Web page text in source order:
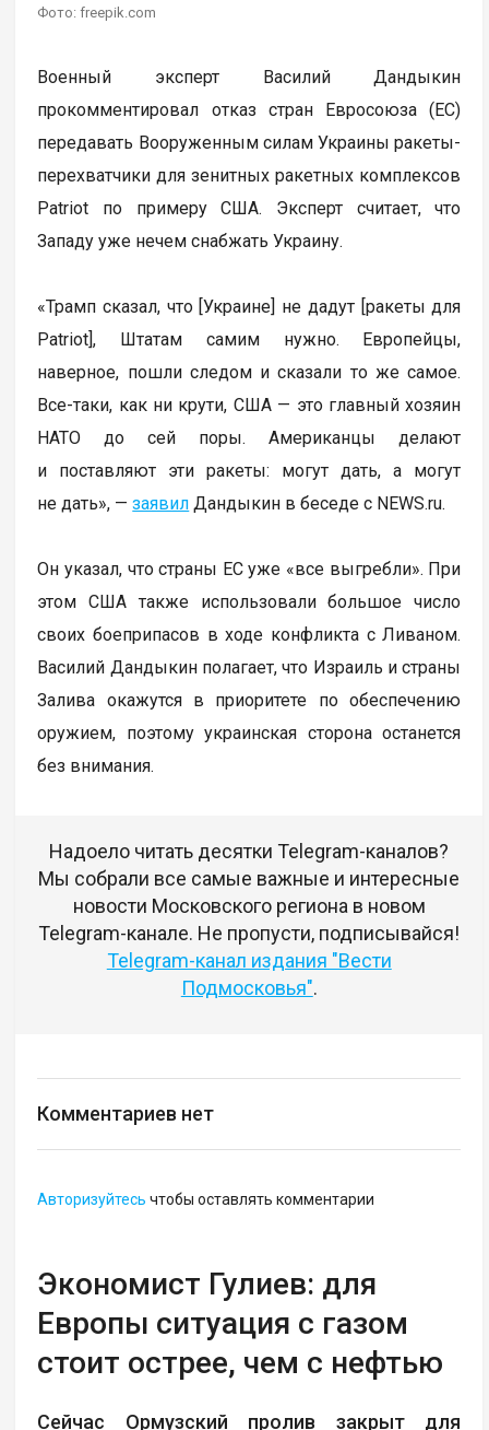
Фото: freepik.com
Военный эксперт Василий Дандыкин
прокомментировал отказ стран Евросоюза (ЕС)
передавать Вооруженным силам Украины ракеты-
перехватчики для зенитных ракетных комплексов
Patriot по примеру США. Эксперт считает, что
Западу уже нечем снабжать Украину.
«Трамп сказал, что [Украине] не дадут [ракеты для
Patriot], Штатам самим нужно. Европейцы,
наверное, пошли следом и сказали то же самое.
Все-таки, как ни крути, США — это главный хозяин
НАТО до сей поры. Американцы делают
и поставляют эти ракеты: могут дать, а могут
не дать», —заявил Дандыкин в беседе с NEWS.ru.
Он указал, что страны ЕС уже «все выгребли». При
этом США также использовали большое число
своих боеприпасов в ходе конфликта с Ливаном.
Василий Дандыкин полагает, что Израиль и страны
Залива окажутся в приоритете по обеспечению
оружием, поэтому украинская сторона останется
без внимания.
Надоело читать десятки Telegram-каналов?
Мы собрали все самые важные и интересные
новости Московского региона в новом
Telegram-канале. Не пропусти, подписывайся!
Telegram-канал издания "Вести
Подмосковья".
Комментариев нет
Авторизуйтесь чтобы оставлять комментарии
Экономист Гулиев: для
Европы ситуация с газом
стоит острее, чем с нефтью
Сейчас Ормузский пролив закрыт для